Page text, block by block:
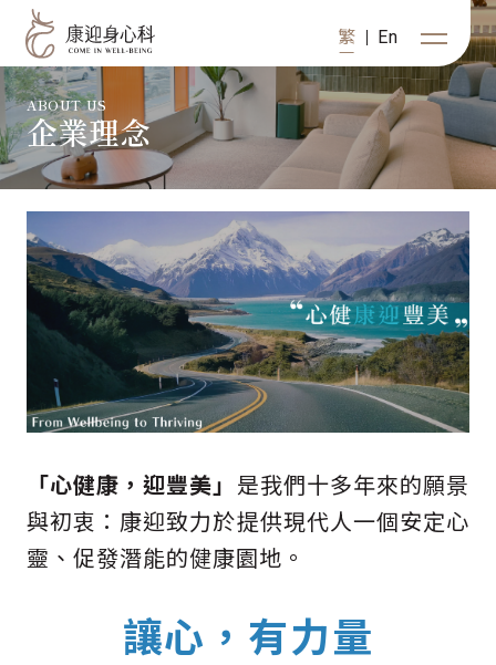
關於康迎
身心諮詢
健康管理
分院資訊
數位心徑
初次訪客
複診預約
品牌友好
繁 En
ABOUT US
企業理念
「心健康，迎豐美」 是我們十多年來的願景
與初衷：康迎致力於提供現代人一個安定心
靈、促發潛能的健康園地。
讓心，有力量